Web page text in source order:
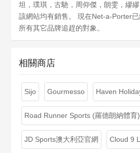
坦，璞琪，古馳，周仰傑，朗雯，繆
該網站均有銷售。 現在Net-a-Porter
所有其它品牌追趕的對象。
相關商店
Sijo Gourmesso Haven
Road Runner Sports (羅德朗納體育)
JD Sports澳大利亞官網 Cloud 9